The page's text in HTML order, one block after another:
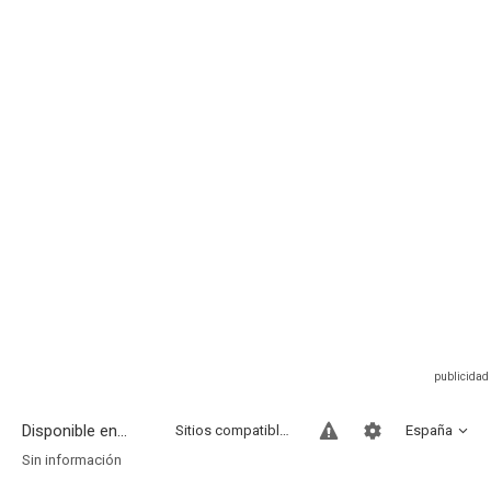
Disponible en... España
Sitios compatibles
Sin información